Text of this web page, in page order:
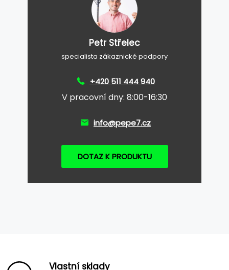
Petr Střelec
specialista zákaznické podpory
+420 511 444 940
V pracovní dny: 8:00-16:30
info@pepe7.cz
DOTAZ K PRODUKTU
Vlastní sklady